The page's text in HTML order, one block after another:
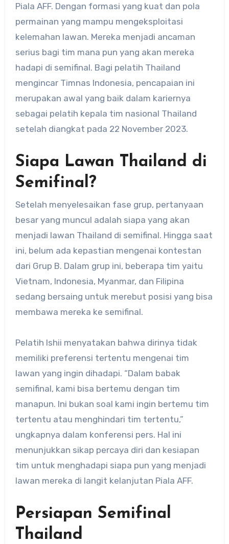
Piala AFF. Dengan formasi yang kuat dan pola
permainan yang mampu mengeksploitasi
kelemahan lawan. Mereka menjadi ancaman
serius bagi tim mana pun yang akan mereka
hadapi di semifinal. Bagi pelatih Thailand
mengincar Timnas Indonesia, pencapaian ini
merupakan awal yang baik dalam kariernya
sebagai pelatih kepala tim nasional Thailand
setelah diangkat pada 22 November 2023.
Siapa Lawan Thailand di
Semifinal?
Setelah menyelesaikan fase grup, pertanyaan
besar yang muncul adalah siapa yang akan
menjadi lawan Thailand di semifinal. Hingga saat
ini, belum ada kepastian mengenai kontestan
dari Grup B. Dalam grup ini, beberapa tim yaitu
Vietnam, Indonesia, Myanmar, dan Filipina
sedang bersaing untuk merebut posisi yang bisa
membawa mereka ke semifinal.
​Pelatih Ishii menyatakan bahwa dirinya tidak
memiliki preferensi tertentu mengenai tim
lawan yang ingin dihadapi.​ “Dalam babak
semifinal, kami bisa bertemu dengan tim
manapun. Ini bukan soal kami ingin bertemu tim
tertentu atau menghindari tim tertentu,”
ungkapnya dalam konferensi pers. Hal ini
menunjukkan sikap percaya diri dan kesiapan
tim untuk menghadapi siapa pun yang menjadi
lawan mereka di langit kelanjutan Piala AFF.
Persiapan Semifinal
Thailand